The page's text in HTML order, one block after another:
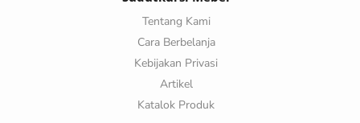
Tentang Kami
Cara Berbelanja
Kebijakan Privasi
Artikel
Katalok Produk